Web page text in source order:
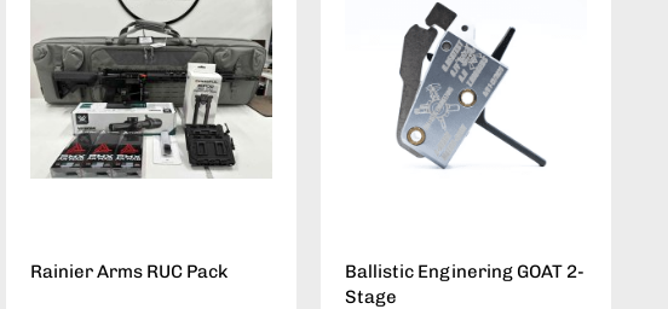
Rainier Arms RUC Pack
Ballistic Enginering GOAT 2-
Stage